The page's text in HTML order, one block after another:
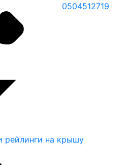
0504512719
рейлинги на крышу